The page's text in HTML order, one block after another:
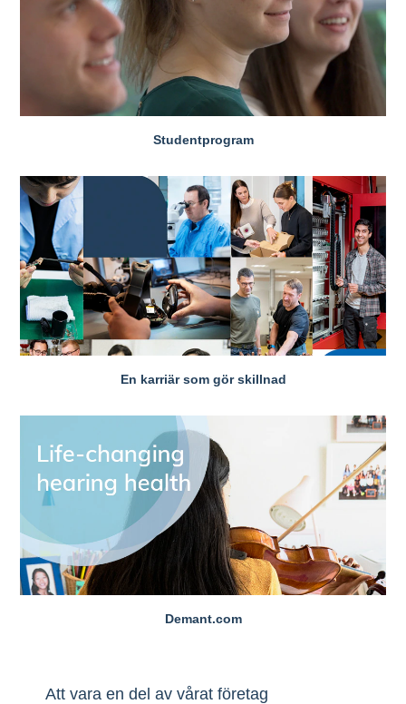
Studentprogram
En karriär som gör skillnad
Demant.com
Att vara en del av vårat företag